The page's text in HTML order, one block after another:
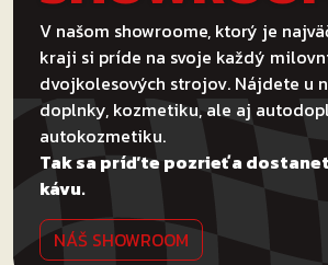
V našom showroome, ktorý je
kraji si príde na svoje každý
dvojkolesových strojov. Nájdete u
doplnky, kozmetiku, ale aj
autokozmetiku.
Tak sa príďte pozrieť a
kávu.
NÁŠ SHOWROOM